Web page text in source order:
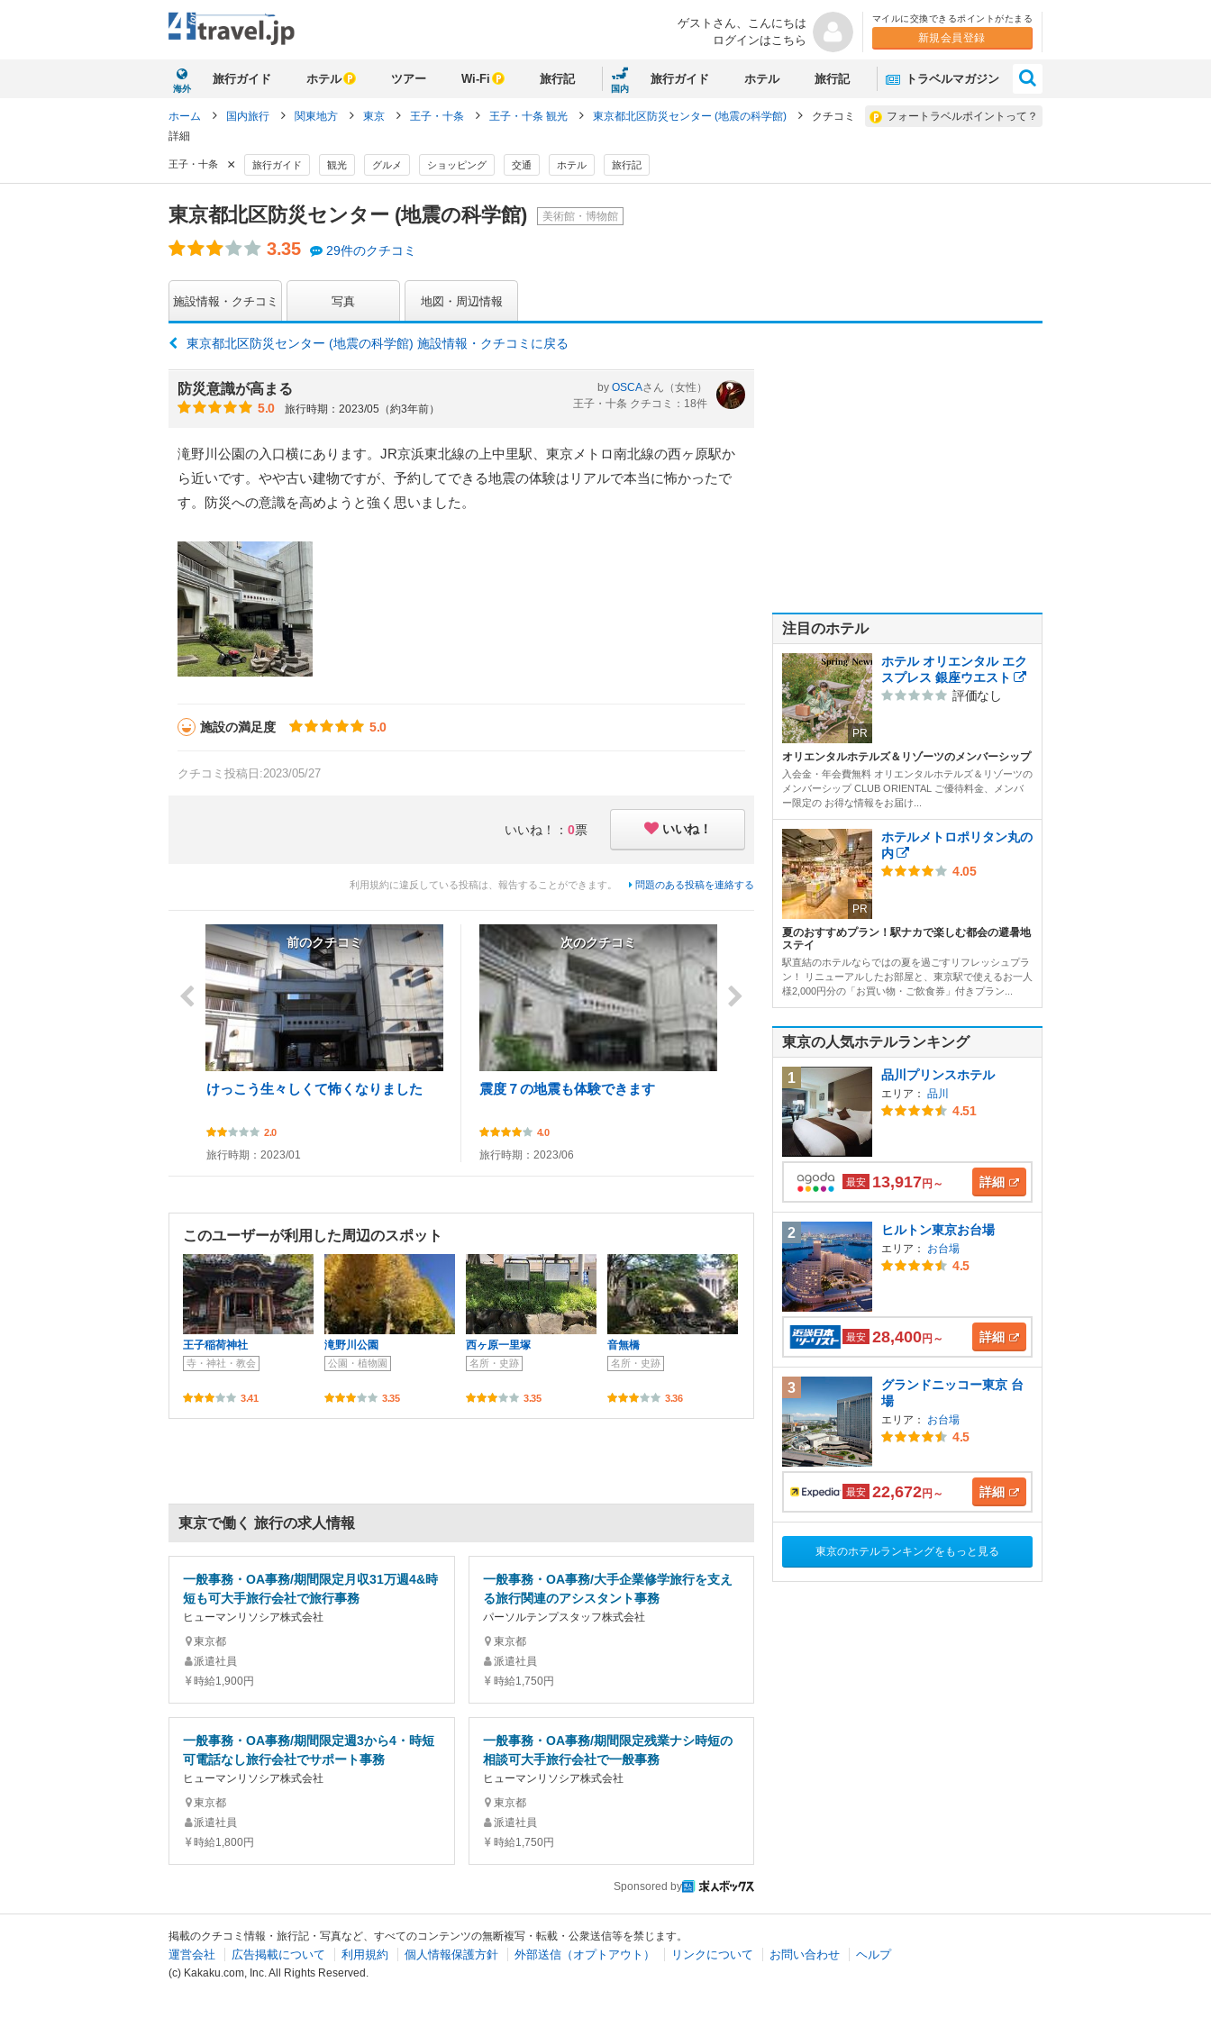
ゲストさん、 こんにちは
ログインはこちら
マイルに交換できるポイントがたまる
新規会員登録
海外
旅行ガイド ホテル ツアー Wi-Fi 旅行記
国内
旅行ガイド ホテル 旅行記 トラベルマガジン
フォートラベルポイントって？
ホーム 国内旅行 関東地方 東京 王子・十条 王子・十条 観光 東京都北区防災センター (地震の科学館)
クチコミ
詳細
王子・十条 × 旅行ガイド 観光 グルメ ショッピング 交通 ホテル 旅行記
東京都北区防災センター (地震の科学館) 美術館・博物館
3.35 29件のクチコミ
施設情報・クチコミ 写真 地図・周辺情報
東京都北区防災センター (地震の科学館) 施設情報・クチコミに戻る
防災意識が高まる
5.0 旅行時期：2023/05（約3年前）
by OSCAさん （女性）
王子・十条 クチコミ：18件
滝野川公園の入口横にあります。JR京浜東北線の上中里駅、東京メトロ南北線の西ヶ原駅か
ら近いです。やや古い建物ですが、予約してできる地震の体験はリアルで本当に怖かったで
す。防災への意識を高めようと強く思いました。
施設の満足度 5.0
クチコミ投稿日:2023/05/27
いいね！： 0票 いいね！
利用規約に違反している投稿は、報告することができます。 問題のある投稿を連絡する
前のクチコミ
けっこう生々しくて怖くなりました
2.0
旅行時期：2023/01
次のクチコミ
震度７の地震も体験できます
4.0
旅行時期：2023/06
このユーザーが利用した周辺のスポット
王子稲荷神社
寺・神社・教会
3.41
滝野川公園
公園・植物園
3.35
西ヶ原一里塚
名所・史跡
3.35
音無橋
名所・史跡
3.36
東京で働く 旅行の求人情報
一般事務・OA事務/期間限定月収31万週4&時
短も可大手旅行会社で旅行事務
ヒューマンリソシア株式会社
東京都
派遣社員
時給1,900円
一般事務・OA事務/大手企業修学旅行を支え
る旅行関連のアシスタント事務
パーソルテンプスタッフ株式会社
東京都
派遣社員
時給1,750円
一般事務・OA事務/期間限定週3から4・時短
可電話なし旅行会社でサポート事務
ヒューマンリソシア株式会社
東京都
派遣社員
時給1,800円
一般事務・OA事務/期間限定残業ナシ時短の
相談可大手旅行会社で一般事務
ヒューマンリソシア株式会社
東京都
派遣社員
時給1,750円
Sponsored by
注目のホテル
PR
ホテル オリエンタル エク
スプレス 銀座ウエスト
評価なし
オリエンタルホテルズ＆リゾーツのメンバーシップ
入会金・年会費無料 オリエンタルホテルズ＆リゾーツの
メンバーシップ CLUB ORIENTAL ご優待料金、メンバ
ー限定の お得な情報をお届け...
PR
ホテルメトロポリタン丸の
内
4.05
夏のおすすめプラン！駅ナカで楽しむ都会の避暑地
ステイ
駅直結のホテルならではの夏を過ごすリフレッシュプラ
ン！ リニューアルしたお部屋と、東京駅で使えるお一人
様2,000円分の「お買い物・ご飲食券」付きプラン...
東京の人気ホテルランキング
1 品川プリンスホテル
エリア： 品川
4.51
最安 13,917円～ 詳細
2 ヒルトン東京お台場
エリア： お台場
4.5
最安 28,400円～ 詳細
3
グランドニッコー東京 台
場
エリア： お台場
4.5
最安 22,672円～ 詳細
東京のホテルランキングをもっと見る
掲載のクチコミ情報・旅行記・写真など、すべてのコンテンツの無断複写・転載・公衆送信等を禁じます。
運営会社 広告掲載について 利用規約 個人情報保護方針 外部送信（オプトアウト） リンクについて お問い合わせ ヘルプ
(c) Kakaku.com, Inc. All Rights Reserved.